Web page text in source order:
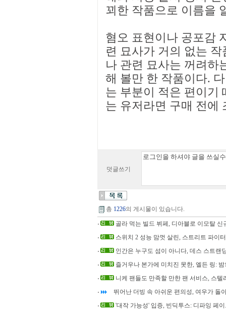
꾀한 작품으로 이름을
혐오 표현이나 공포감
련 묘사가 거의 없는
나 관련 묘사는 꺼려하
해 볼만 한 작품이다.
는 부분이 적은 편이기
는 유저라면 구매 전에
덧글쓰기
총 1226의 게시물이 있습니다.
골라 먹는 빌드 뷔페, 디아블로 이모탈 신
스위치 2 성능 맘껏 살린, 스트리트 파이
인간은 누구도 섬이 아니다, 데스 스트랜
즐거우나 본가에 미치진 못한, 엘든 링:
니케 팬들도 만족할 만한 팬 서비스, 스텔
뛰어난 더빙 속 아쉬운 편의성, 여우가 돌
'대작 가능성' 입증, 빈딕투스: 디파잉 페